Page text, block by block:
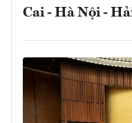
Cai - Hà Nội -